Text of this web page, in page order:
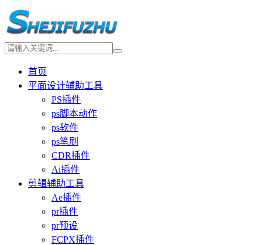
首页
平面设计辅助工具
PS插件
ps脚本动作
ps软件
ps笔刷
CDR插件
Ai插件
剪辑辅助工具
Ae插件
pr插件
pr预设
FCPX插件